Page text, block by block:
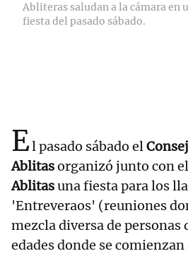
Abliteras saludan a la cámara en
fiesta del pasado sábado.
El pasado sábado el
Ablitasorganizó junto con el
Ablitasuna fiesta para los
'Entreveraos' (reuniones
mezcla diversa de personas
edades donde se comienzan